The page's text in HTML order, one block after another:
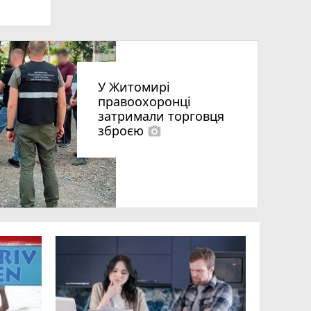
У Житомирі
правоохоронці
затримали торговця
зброєю photo_camera